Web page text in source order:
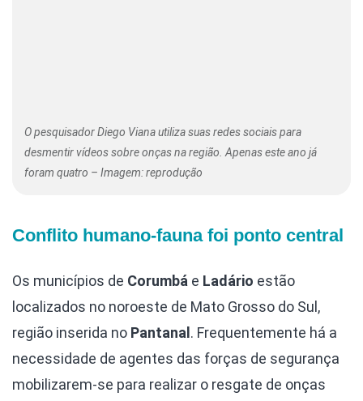
O pesquisador Diego Viana utiliza suas redes sociais para
desmentir vídeos sobre onças na região. Apenas este ano já
foram quatro – Imagem: reprodução
Conflito humano-fauna foi ponto central
Os municípios de Corumbá e Ladário estão
localizados no noroeste de Mato Grosso do Sul,
região inserida no Pantanal . Frequentemente há a
necessidade de agentes das forças de segurança
mobilizarem-se para realizar o resgate de onças